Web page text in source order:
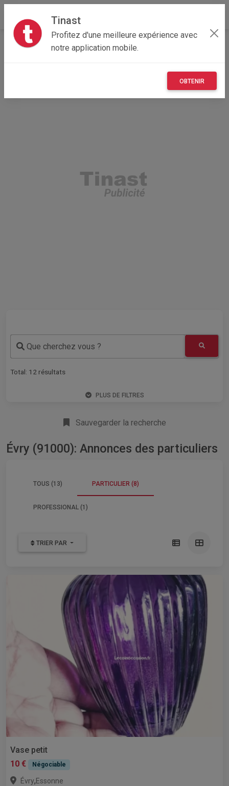
Tinast
Profitez d'une meilleure expérience avec
notre application mobile.
OBTENIR
Accueil Recherche Particulier
Que cherchez vous ?
Total: 12 résultats
PLUS DE FILTRES
Sauvegarder la recherche
Évry (91000): Annonces des particuliers
TOUS (13) PARTICULIER (8)
PROFESSIONAL (1)
TRIER PAR
Vase petit
10 €
Négociable
Évry,Essonne